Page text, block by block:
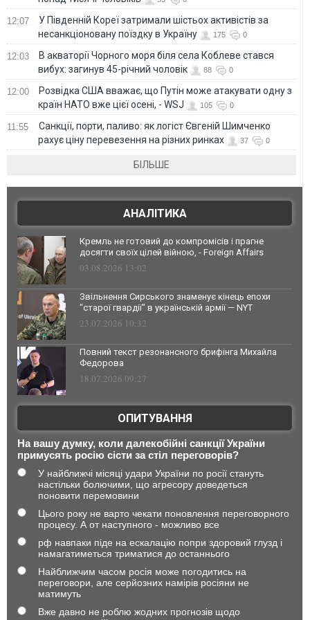
12:07
У Південній Кореї затримали шістьох активістів за
несанкціоновану поїздку в Україну
175 0
12:03
В акваторії Чорного моря біля села Коблеве стався
вибух: загинув 45-річний чоловік
88 0
12:00
Розвідка США вважає, що Путін може атакувати одну з
країн НАТО вже цієї осені, - WSJ
105 0
11:55
Санкції, порти, паливо: як логіст Євгеній Шимченко
рахує ціну перевезення на різних ринках
37 0
БІЛЬШЕ
АНАЛІТИКА
Кремль не готовий до компромісів і прагне
досягти своїх цілей війною, - Foreign Affairs
03.08.2026 13:02
Звільнення Сирського знаменує кінець епохи
"старої гвардії" в українській армії — NYT
23.07.2026 10:32
Повний текст резонансного брифінга Михайла
Федорова
18.07.2026 09:27
ОПИТУВАННЯ
На вашу думку, коли далекобійні санкції України
примусять росію сісти за стіл переговорів?
У найближчі місяці удари України по росії стануть
настільки болючими, що агресору доведеться
поновити перемовини
Цього року не варто чекати поновлення переговорного
процесу. А от наступного - можливо все
рф навпаки піде на ескалацію попри здоровий глузд і
намагатиметься триматися до останнього
Найближчим часом росія може погодитись на
переговори, але серйозних намірів росіяни не
матимуть
Вже давно не роблю жодних прогнозів щодо